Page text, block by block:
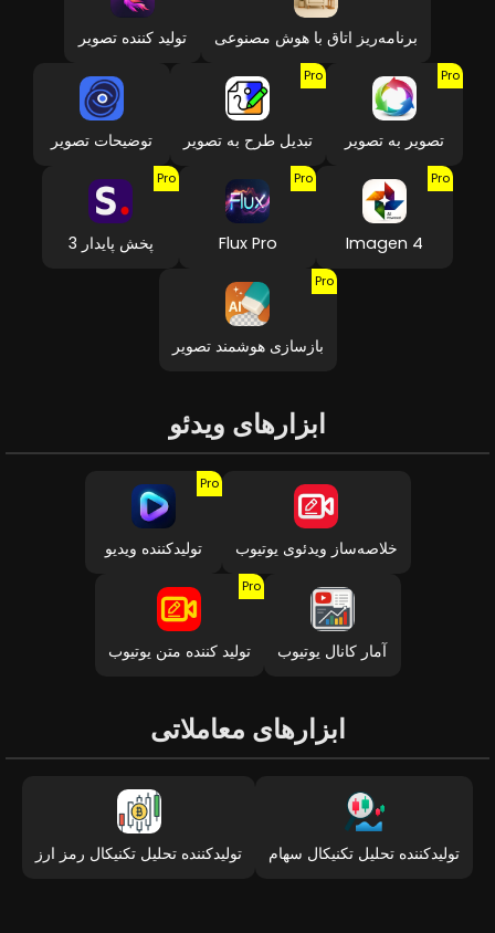
تولید کننده تصویر برنامه‌ریز اتاق با هوش مصنوعی
توضیحات تصویر تبدیل طرح به تصویر
Pro
تصویر به تصویر
Pro
پخش پایدار 3
Pro
Flux Pro
Pro
Imagen 4
Pro
بازسازی هوشمند تصویر
Pro
ابزارهای ویدئو
تولیدکننده ویدیو
Pro
خلاصه‌ساز ویدئوی یوتیوب
تولید کننده متن یوتیوب
Pro
آمار کانال یوتیوب
ابزارهای معاملاتی
تولیدکننده تحلیل تکنیکال رمز ارز تولیدکننده تحلیل تکنیکال سهام